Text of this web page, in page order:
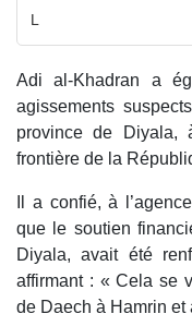
L
Adi al-Khadran a
agissements
province de Diyala,
frontière de la
Il a confié, à
que le soutien
Diyala, avait été
affirmant : « Cela se
de Daech à Hamrin et